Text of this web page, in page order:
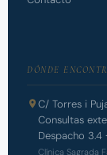
DÓNDE
C/ Torres i
Consultas
Despacho 3.4
Clínica Sagrada